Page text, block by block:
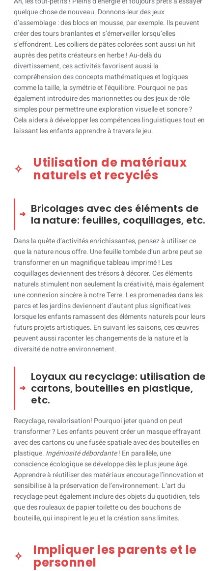
quelque chose de nouveau. Donnons-leur des jeux
d’assemblage : des blocs en mousse, par exemple. Ils peuvent
créer des tours branlantes et s’émerveiller lorsqu’elles
s’effondrent. Les colliers de pâtes colorées sont aussi un hit
auprès des petits créateurs en herbe ! Au-delà du
divertissement, ces activités favorisent aussi la
compréhension des concepts mathématiques et logiques
comme la taille, la symétrie et l’équilibre. Pourquoi ne pas
également introduire des marionnettes ou des jeux de rôle
simples pour permettre une exploration visuelle et sonore ?
Cela aidera à développer les compétences linguistiques tout en
laissant les enfants apprendre à travers le jeu.
Utilisation de matériaux
naturels et recyclés
Bricolages avec des éléments de
la nature: feuilles, coquillages, etc.
Dans la quête d’activités enrichissantes, pensez à utiliser ce
que la nature nous offre. Une feuille tombée d’un arbre peut se
transformer en un magnifique tableau imprimé ! Les
coquillages deviennent des trésors à décorer. Ces éléments
naturels stimulent non seulement la créativité, mais également
une connexion sincère à notre Terre. Les promenades dans les
parcs et les jardins deviennent d’autant plus significatives
lorsque les enfants ramassent des éléments naturels pour leurs
futurs projets artistiques. En suivant les saisons, ces œuvres
peuvent aussi raconter les changements de la nature et la
diversité de notre environnement.
Loyaux au recyclage: utilisation de
cartons, bouteilles en plastique,
etc.
Recyclage, revalorisation! Pourquoi jeter quand on peut
transformer ? Les enfants peuvent créer un masque effrayant
avec des cartons ou une fusée spatiale avec des bouteilles en
plastique. Ingéniosité débordante! En parallèle, une
conscience écologique se développe dès le plus jeune âge.
Apprendre à réutiliser des matériaux encourage l’innovation et
sensibilise à la préservation de l’environnement. L’art du
recyclage peut également inclure des objets du quotidien, tels
que des rouleaux de papier toilette ou des bouchons de
bouteille, qui inspirent le jeu et la création sans limites.
Impliquer les parents et le
personnel